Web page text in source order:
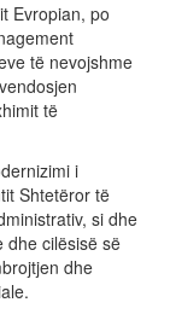
Evropian, po
të nevojshme
të
i
Shtetëror të
si dhe
dhe cilësisë së
dhe